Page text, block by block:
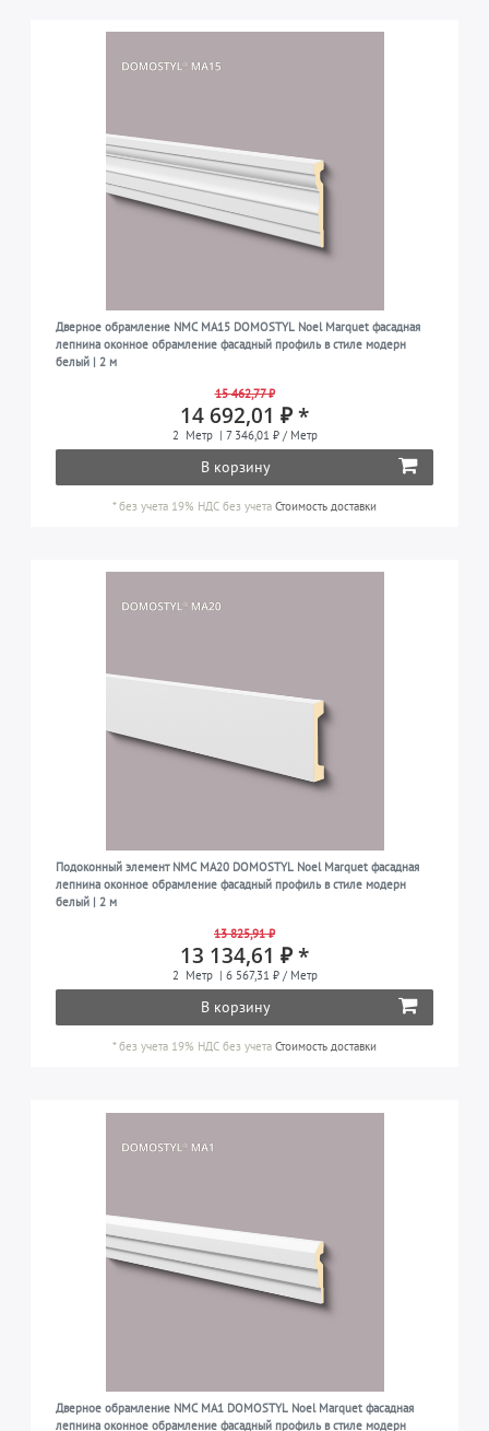
Дверное обрамление NMC MA15 DOMOSTYL Noel Marquet фасадная
лепнина оконное обрамление фасадный профиль в стиле модерн
белый | 2 м
15 462,77 ₽
14 692,01 ₽ *
2 Метр | 7 346,01 ₽ / Метр
В корзину
*без учета 19% НДС без учета Стоимость доставки
Подоконный элемент NMC MA20 DOMOSTYL Noel Marquet фасадная
лепнина оконное обрамление фасадный профиль в стиле модерн
белый | 2 м
13 825,91 ₽
13 134,61 ₽ *
2 Метр | 6 567,31 ₽ / Метр
В корзину
*без учета 19% НДС без учета Стоимость доставки
Дверное обрамление NMC MA1 DOMOSTYL Noel Marquet фасадная
лепнина оконное обрамление фасадный профиль в стиле модерн